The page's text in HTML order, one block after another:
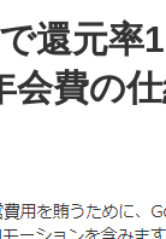
還元率
会費の